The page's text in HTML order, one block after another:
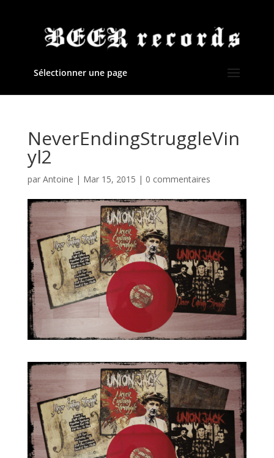
Sélectionner une page
NeverEndingStruggleVin
yl2
par Antoine | Mar 15, 2015 | 0 commentaires